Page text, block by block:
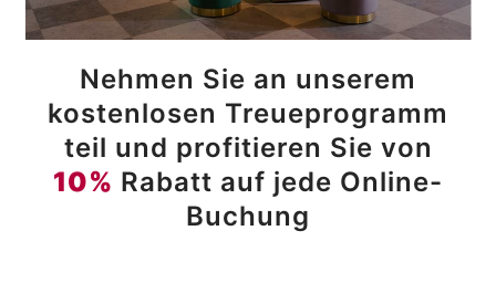
Nehmen Sie an unserem
kostenlosen Treueprogramm
teil und profitieren Sie von
10% Rabatt auf jede Online-
Buchung